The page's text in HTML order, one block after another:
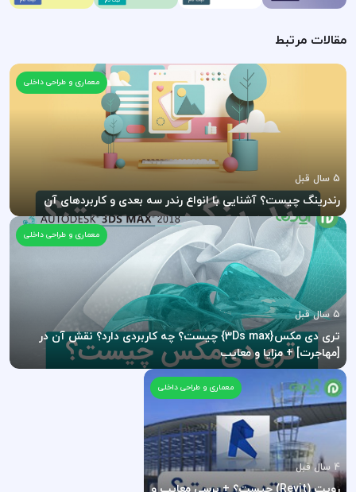
مقالات مرتبط
معماری و طراحی داخلی
5 سال قبل
رندرینگ چیست؟ آشنایی با انواع رندر سه بعدی و کاربردهای آن
معماری و طراحی داخلی
5 سال قبل
تری دی مکس{3Ds max} چیست؟ چه کاربردی دارد؟ نقش آن در
[مهاجرت] + مزایا و معایب
معماری و طراحی داخلی
4 سال قبل